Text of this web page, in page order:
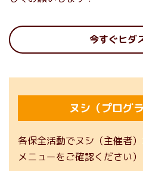
今すぐヒダ
ヌシ（プログ
各保全活動でヌシ（主催者
メニューをご確認ください）